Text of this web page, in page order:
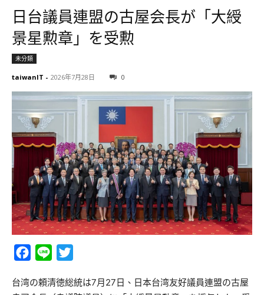
日台議員連盟の古屋会長が「大綬
景星勲章」を受勲
未分類
taiwanIT - 2026年7月28日 0
Facebook
Line
台湾の頼清徳総統は7月27日、日本台湾友好議員連盟の古屋